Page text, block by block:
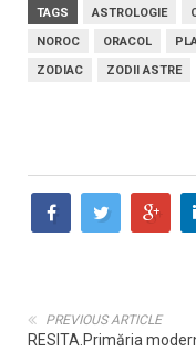
TAGS ASTROLOGIE
NOROC
ORACOL
ZODIAC
ZODII ASTRE
PREVIOUS ARTICLE
RESITA.Primăria